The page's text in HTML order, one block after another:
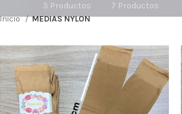
3 Productos
7 Productos
Inicio MEDIAS NYLON